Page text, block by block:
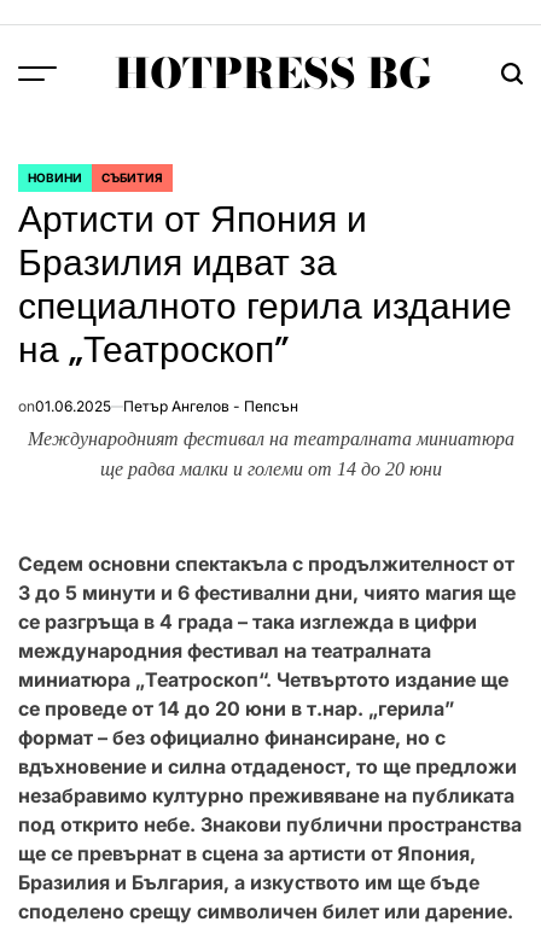
content
Menu HOTPRESS BG
POSTED
IN
НОВИНИ СЪБИТИЯ
Артисти от Япония и
Бразилия идват за
специалното герила издание
на „Театроскоп”
on01.06.2025 Петър Ангелов - Пепсън
Международният фестивал на театралната миниатюра
ще радва малки и големи от 14 до 20 юни
Седем основни спектакъла с продължителност от
3 до 5 минути и 6 фестивални дни, чиято магия ще
се разгръща в 4 града – така изглежда в цифри
международния фестивал на театралната
миниатюра „Театроскоп“. Четвъртото издание ще
се проведе от 14 до 20 юни в т.нар. „герила”
формат – без официално финансиране, но с
вдъхновение и силна отдаденост, то ще предложи
незабравимо културно преживяване на публиката
под открито небе. Знакови публични пространства
ще се превърнат в сцена за артисти от Япония,
Бразилия и България, а изкуството им ще бъде
споделено срещу символичен билет или дарение.